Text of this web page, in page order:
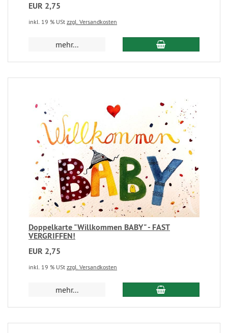
EUR 2,75
inkl. 19 % USt zzgl. Versandkosten
mehr...
Doppelkarte "Willkommen BABY" - FAST
VERGRIFFEN!
EUR 2,75
inkl. 19 % USt zzgl. Versandkosten
mehr...